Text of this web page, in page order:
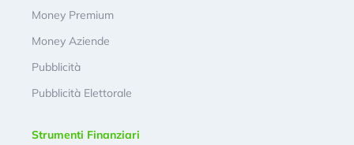
Money Premium
Money Aziende
Pubblicità
Pubblicità Elettorale
Strumenti Finanziari